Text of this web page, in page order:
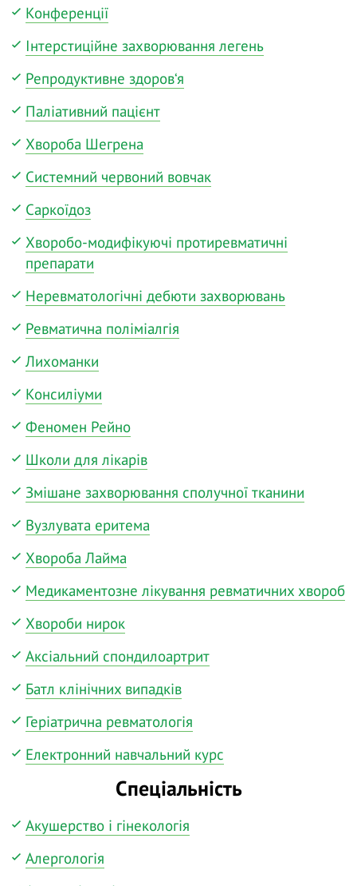
Конференції
Інтерстиційне захворювання легень
Репродуктивне здоров‘я
Паліативний пацієнт
Хвороба Шегрена
Системний червоний вовчак
Саркоїдоз
Хворобо-модифікуючі протиревматичні
препарати
Неревматологічні дебюти захворювань
Ревматична поліміалгія
Лихоманки
Консиліуми
Феномен Рейно
Школи для лікарів
Змішане захворювання сполучної тканини
Вузлувата еритема
Хвороба Лайма
Медикаментозне лікування ревматичних хвороб
Хвороби нирок
Аксіальний спондилоартрит
Батл клінічних випадків
Геріатрична ревматологія
Електронний навчальний курс
Спеціальність
Акушерство і гінекологія
Алергологія